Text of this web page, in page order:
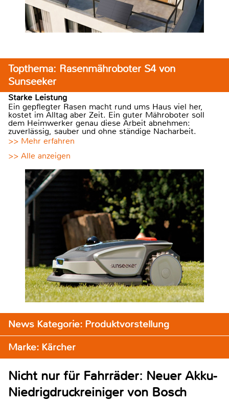
Topthema: Rasenmähroboter S4 von
Sunseeker
Starke Leistung
Ein gepflegter Rasen macht rund ums Haus viel her,
kostet im Alltag aber Zeit. Ein guter Mähroboter soll
dem Heimwerker genau diese Arbeit abnehmen:
zuverlässig, sauber und ohne ständige Nacharbeit.
>> Mehr erfahren
>> Alle anzeigen
News Kategorie: Produktvorstellung
Marke: Kärcher
Nicht nur für Fahrräder: Neuer Akku-
Niedrigdruckreiniger von Bosch